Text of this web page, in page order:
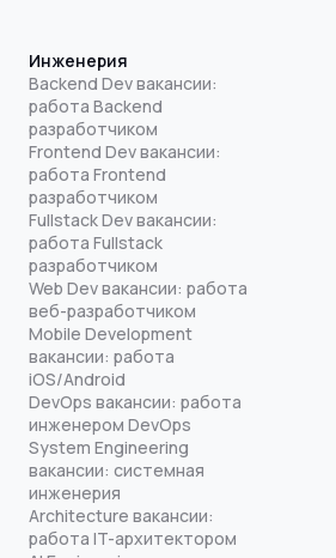
Инженерия
Backend Dev вакансии:
работа Backend
разработчиком
Frontend Dev вакансии:
работа Frontend
разработчиком
Fullstack Dev вакансии:
работа Fullstack
разработчиком
Web Dev вакансии: работа
веб-разработчиком
Mobile Development
вакансии: работа
iOS/Android
DevOps вакансии: работа
инженером DevOps
System Engineering
вакансии: системная
инженерия
Architecture вакансии:
работа IT-архитектором